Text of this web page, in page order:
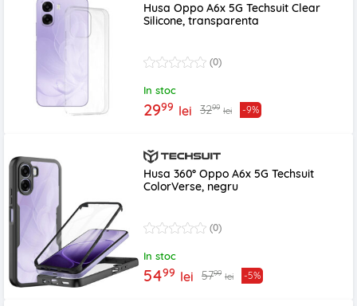
Husa Oppo A6x 5G Techsuit Clear
Silicone, transparenta
(0)
In stoc
2999 lei 3299 lei -9%
Husa 360° Oppo A6x 5G Techsuit
ColorVerse, negru
(0)
In stoc
5499 lei 5799 lei -5%